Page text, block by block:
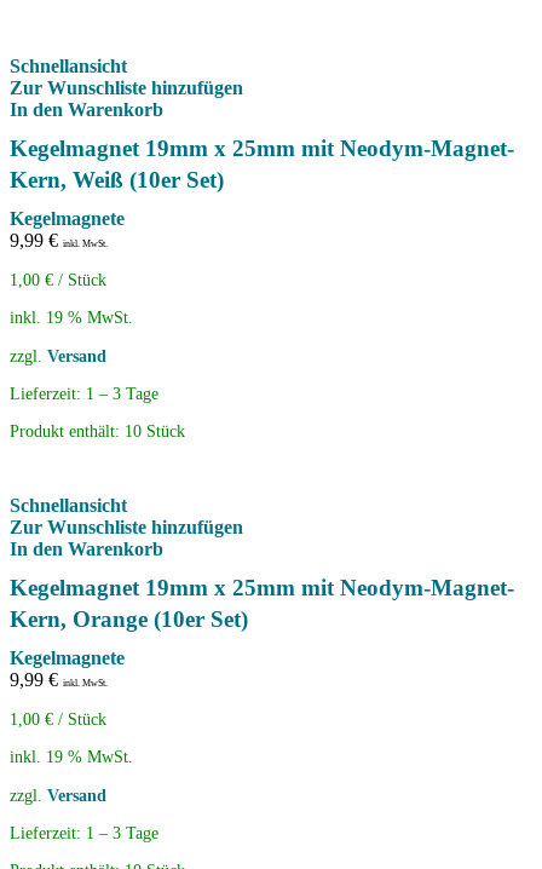
Schnellansicht
Zur Wunschliste hinzufügen
In den Warenkorb
Kegelmagnet 19mm x 25mm mit Neodym-Magnet-
Kern, Weiß (10er Set)
Kegelmagnete
9,99 € inkl. MwSt.
1,00 € / Stück
inkl. 19 % MwSt.
zzgl. Versand
Lieferzeit: 1 – 3 Tage
Produkt enthält: 10 Stück
Schnellansicht
Zur Wunschliste hinzufügen
In den Warenkorb
Kegelmagnet 19mm x 25mm mit Neodym-Magnet-
Kern, Orange (10er Set)
Kegelmagnete
9,99 € inkl. MwSt.
1,00 € / Stück
inkl. 19 % MwSt.
zzgl. Versand
Lieferzeit: 1 – 3 Tage